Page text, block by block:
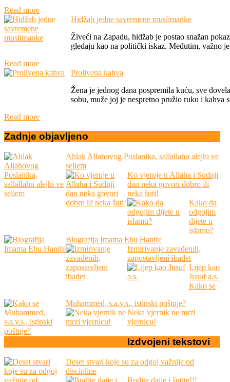
Read more
Hidžab jedne savremene muslimanke
Živeći na Zapadu, hidžab je postao snažan
gledaju kao na politički iskaz. Međutim, važno
Read more
Prolivena kahva
Žena je jednog dana pospremila kuću, sve
sobu, muže joj je nespretno pružio ruku i kahva
Read more
Zadnje objavljeno
Ahlak Allahovog Poslanika, sallallahu alejhi ve
sellem
Ko vjeruje u Allaha i Sudnji
dan neka govori dobro ili
neka šuti!
Kako da
odgojim
dijete u
islamu?
Biografija Imama Ebu Hanife
Izmirivanje zavađenih,
zapostavljeni ibadet
Lijep kao
Jusuf a.s.
Kako se
Muhammed, s.a.v.s., istinski poštuje?
Neka vjernik ne mrzi
vjernicu!
Izdvojeni tekstovi
Deset stvari koje su za odgoj važnije od
discipline
Budite daije i šutite!!!